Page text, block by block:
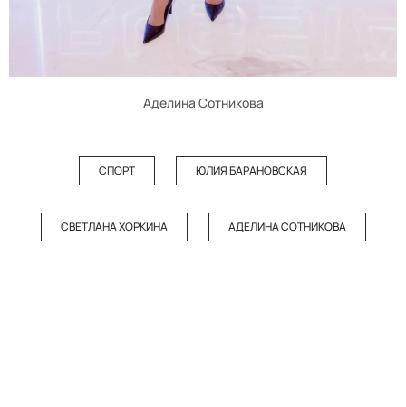
Аделина Сотникова
СПОРТ ЮЛИЯ БАРАНОВСКАЯ
СВЕТЛАНА ХОРКИНА АДЕЛИНА СОТНИКОВА